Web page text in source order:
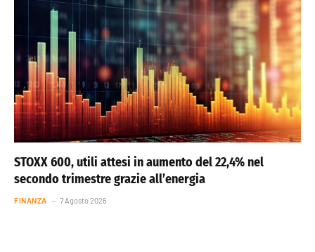
STOXX 600, utili attesi in aumento del 22,4% nel
secondo trimestre grazie all’energia
FINANZA 7 Agosto 2026